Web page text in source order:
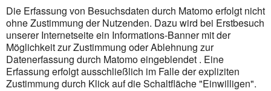
Die Erfassung von Besuchsdaten durch Matomo erfolgt nicht
ohne Zustimmung der Nutzenden. Dazu wird bei Erstbesuch
unserer Internetseite ein Informations-Banner mit der
Möglichkeit zur Zustimmung oder Ablehnung zur
Datenerfassung durch Matomo eingeblendet . Eine
Erfassung erfolgt ausschließlich im Falle der expliziten
Zustimmung durch Klick auf die Schaltfläche "Einwilligen".